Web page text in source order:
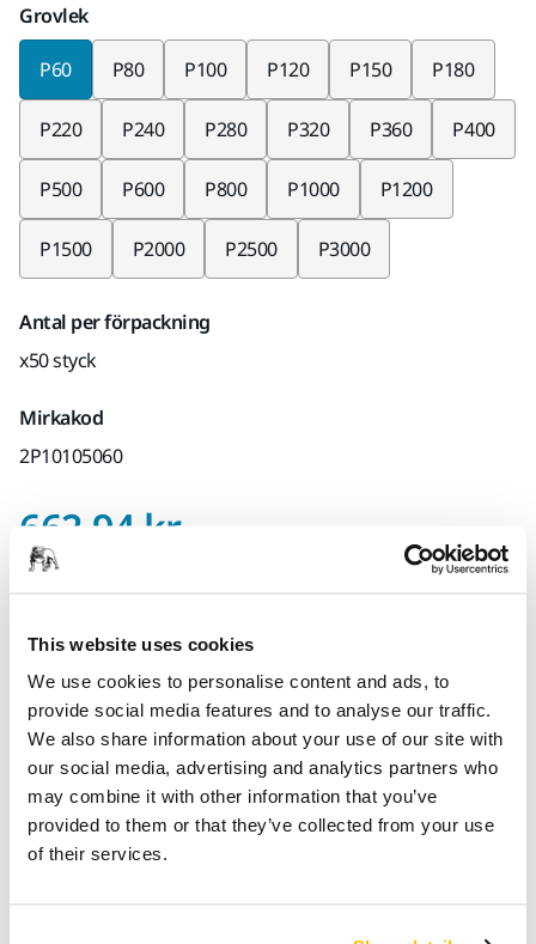
This website uses cookies
We use cookies to personalise content and ads, to
provide social media features and to analyse our traffic.
We also share information about your use of our site with
our social media, advertising and analytics partners who
may combine it with other information that you’ve
provided to them or that they’ve collected from your use
of their services.
Grovlek
P60 P80 P100 P120 P150 P180
P220 P240 P280 P320 P360 P400
P500 P600 P800 P1000 P1200
P1500 P2000 P2500 P3000
Antal per förpackning
x50 styck
Mirkakod
2P10105060
662,94 krPris med Moms 25
Pris med
Hitta en återförsäljare
Produktinformation
Teknisk specifikation
WPF Pro är ett högkvalitativt vattentätt slipmaterial med en